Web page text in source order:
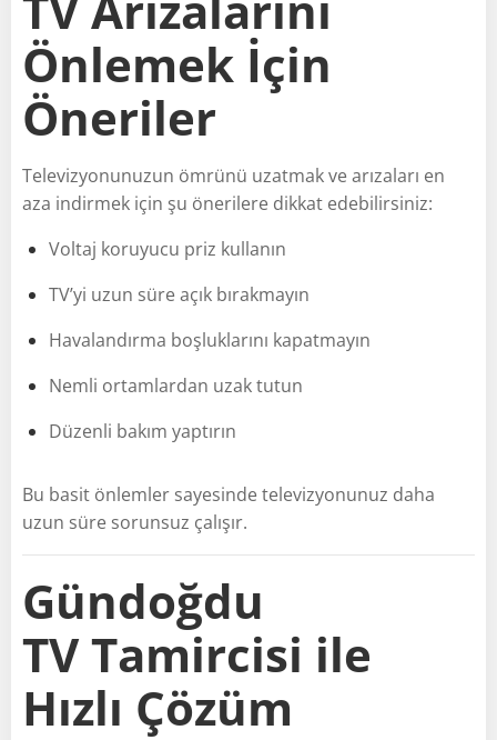
Önlemek İçin
Öneriler
Televizyonunuzun ömrünü uzatmak ve arızaları en
aza indirmek için şu önerilere dikkat edebilirsiniz:
Voltaj koruyucu priz kullanın
TV’yi uzun süre açık bırakmayın
Havalandırma boşluklarını kapatmayın
Nemli ortamlardan uzak tutun
Düzenli bakım yaptırın
Bu basit önlemler sayesinde televizyonunuz daha
uzun süre sorunsuz çalışır.
Gündoğdu
TV Tamircisi ile
Hızlı Çözüm